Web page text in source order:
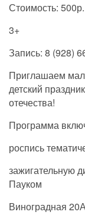
Стоимость: 500р.
3+
Запись: 8 (928)
Приглашаем
детский
отечества!
Программа
роспись
зажигательную
Пауком
Виноградная